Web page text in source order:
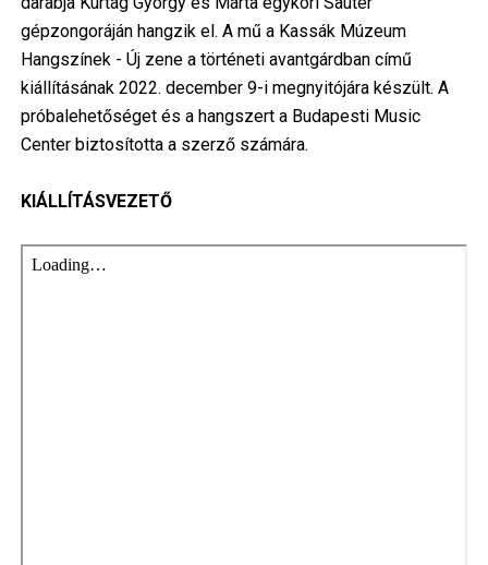
gépzongoráján hangzik el. A mű a Kassák Múzeum
Hangszínek - Új zene a történeti avantgárdban című
kiállításának 2022. december 9-i megnyitójára készült. A
próbalehetőséget és a hangszert a Budapesti Music
Center biztosította a szerző számára.
KIÁLLÍTÁSVEZETŐ